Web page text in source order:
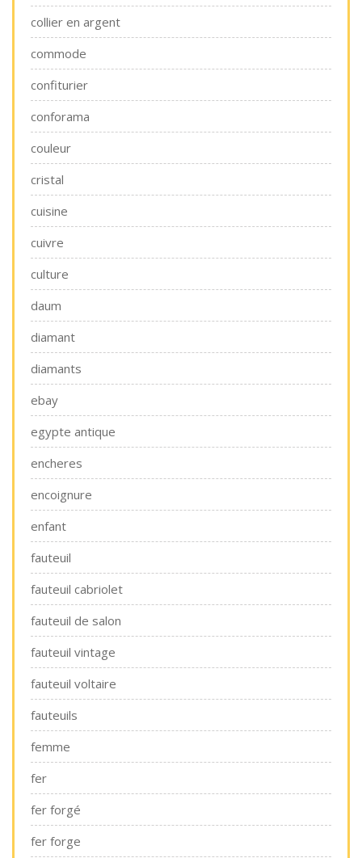
collier en argent
commode
confiturier
conforama
couleur
cristal
cuisine
cuivre
culture
daum
diamant
diamants
ebay
egypte antique
encheres
encoignure
enfant
fauteuil
fauteuil cabriolet
fauteuil de salon
fauteuil vintage
fauteuil voltaire
fauteuils
femme
fer
fer forgé
fer forge